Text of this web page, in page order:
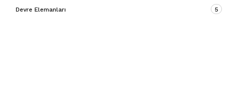
Devre Elemanları 5